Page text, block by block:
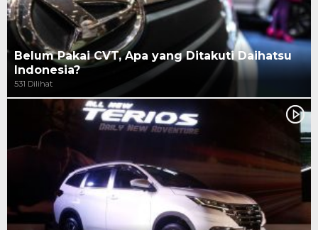
Belum Pakai CVT, Apa yang Ditakuti Daihatsu
Indonesia?
531 Dilihat